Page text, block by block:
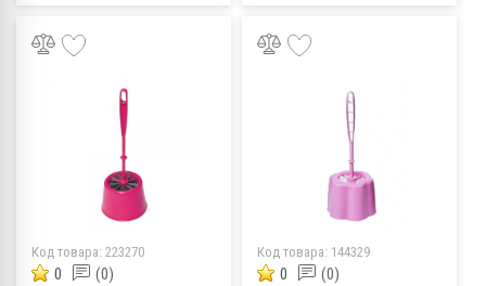
Код товара: 223270
0 (0)
Код товара: 144329
0 (0)